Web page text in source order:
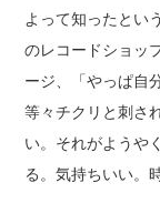
よって知ったとい
のレコードショッ
ージ、「やっぱ自
等々チクリと刺さ
い。それがようや
る。気持ちいい。